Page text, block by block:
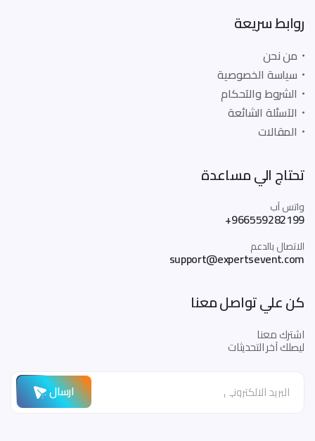
روابط سريعة
من نحن
سياسة الخصوصية
الشروط والآحكام
الآسئلة الشائعة
المقالات
تحتاج الي مساعدة
واتس آب
+966559282199
الاتصال بالدعم
support@expertsevent.com
كن علي تواصل معنا
اشترك معنا
ليصلك آخر التحديثات
ارسال